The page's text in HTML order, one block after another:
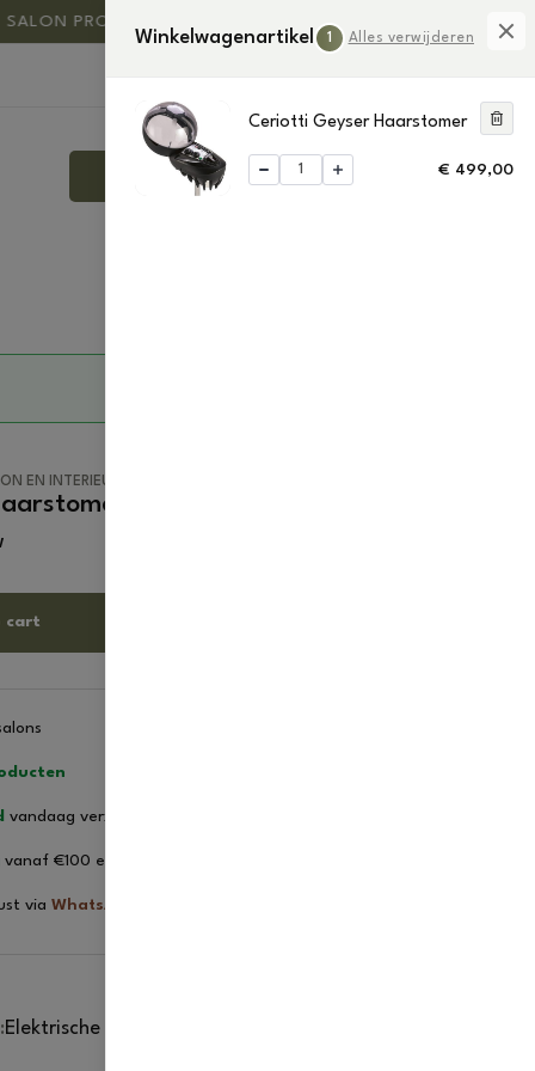
PRODUCTS SALON EN INTERIEUR
0 1
PLAN JOUW SHOWROOMAFSPRAAK
EN INTERIEUR
cart
vandaag verzonden
vanaf €100 excl. btw
via WhatsApp
Elektrische apparaten
Winkelwagenartikel 1 Alles verwijderen
Ceriotti Geyser Haarstomer
€ 499,00